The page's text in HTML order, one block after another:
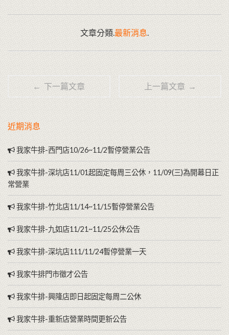
文章分類.最新消息.
← 下一篇文章 上一篇文章 →
近期消息
我家牛排-西門店10/26~11/2暫停營業公告
我家牛排-深坑店11/01起固定每周三公休，11/09(三)為開幕日正
常營業
我家牛排-竹北店11/14~11/15暫停營業公告
我家牛排-九如店11/21~11/25公休公告
我家牛排-深坑店111/11/24暫停營業一天
我家牛排門市徵才公告
我家牛排-興隆店即日起固定每周二公休
我家牛排-重新店營業時間更新公告